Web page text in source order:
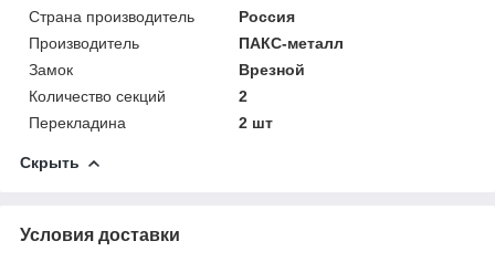
Страна производитель
Россия
Производитель
ПАКС-металл
Замок
Врезной
Количество секций
2
Перекладина
2 шт
Скрыть
Условия доставки